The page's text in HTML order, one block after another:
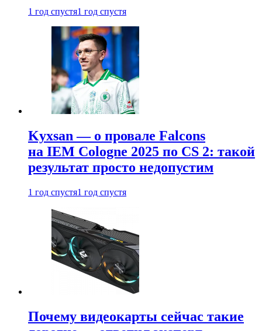
1 год спустя1 год спустя
Kyxsan — о провале Falcons
на IEM Cologne 2025 по CS 2: такой
результат просто недопустим
1 год спустя1 год спустя
Почему видеокарты сейчас такие